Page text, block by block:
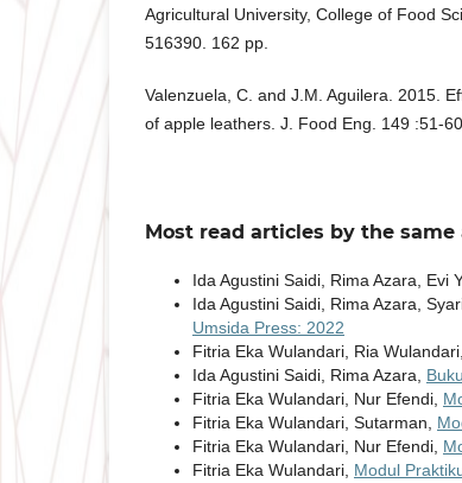
Agricultural University, College of Food
516390. 162 pp.
Valenzuela, C. and J.M. Aguilera. 2015.
of apple leathers. J. Food Eng. 149 :51-60
Most read articles by the same
Ida Agustini Saidi, Rima Azara, Evi
Ida Agustini Saidi, Rima Azara,
Umsida Press: 2022
Fitria Eka Wulandari, Ria Wulandari,
Ida Agustini Saidi, Rima Azara,
Fitria Eka Wulandari, Nur Efendi,
Fitria Eka Wulandari, Sutarman,
Fitria Eka Wulandari, Nur Efendi,
Fitria Eka Wulandari, Modul